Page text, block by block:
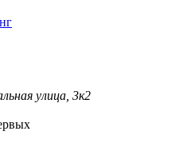
улица, 3к2